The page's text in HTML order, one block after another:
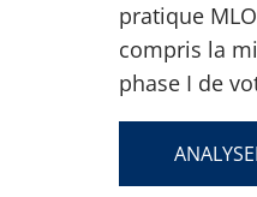
pratique
compris la
phase I de